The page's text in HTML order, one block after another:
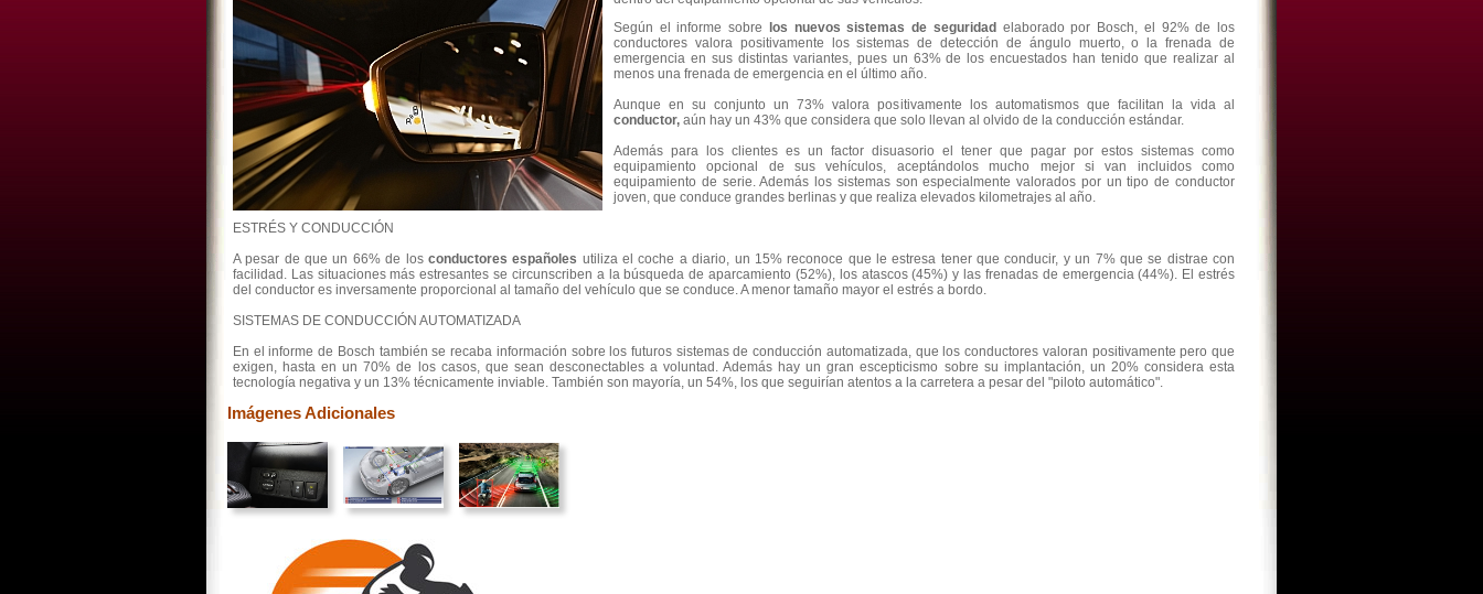
Según el informe sobre
los nuevos sistemas de seguridad elaborado por Bosch, el 92% de los
conductores valora positivamente los sistemas de detección de ángulo muerto, o la frenada de
emergencia en sus distintas variantes, pues un 63% de los encuestados han tenido que realizar al
menos una frenada de emergencia en el último año.
Aunque en su conjunto un 73% valora positivamente los automatismos que facilitan la vida al
conductor, aún hay un 43% que considera que solo llevan al olvido de la conducción estándar.
Además para los clientes es un factor disuasorio el tener que pagar por estos sistemas como
equipamiento opcional de sus vehículos, aceptándolos mucho mejor si van incluidos como
equipamiento de serie. Además los sistemas son especialmente valorados por un tipo de conductor
joven, que conduce grandes berlinas y que realiza elevados kilometrajes al año.
ESTRÉS Y CONDUCCIÓN
A pesar de que un 66% de los conductores españoles utiliza el coche a diario, un 15% reconoce que le estresa tener que conducir, y un 7% que se distrae con
facilidad. Las situaciones más estresantes se circunscriben a la búsqueda de aparcamiento (52%), los atascos (45%) y las frenadas de emergencia (44%). El estrés
del conductor es inversamente proporcional al tamaño del vehículo que se conduce. A menor tamaño mayor el estrés a bordo.
SISTEMAS DE CONDUCCIÓN AUTOMATIZADA
En el informe de Bosch también se recaba información sobre los futuros sistemas de conducción automatizada, que los conductores valoran positivamente pero que
exigen, hasta en un 70% de los casos, que sean desconectables a voluntad. Además hay un gran escepticismo sobre su implantación, un 20% considera esta
tecnología negativa y un 13% técnicamente inviable. También son mayoría, un 54%, los que seguirían atentos a la carretera a pesar del "piloto automático".
Imágenes Adicionales